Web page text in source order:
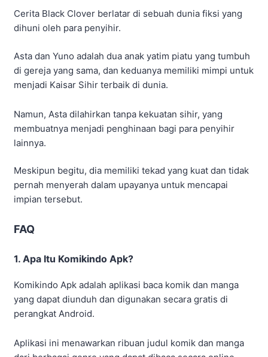
Cerita Black Clover berlatar di sebuah dunia fiksi yang
dihuni oleh para penyihir.
Asta dan Yuno adalah dua anak yatim piatu yang tumbuh
di gereja yang sama, dan keduanya memiliki mimpi untuk
menjadi Kaisar Sihir terbaik di dunia.
Namun, Asta dilahirkan tanpa kekuatan sihir, yang
membuatnya menjadi penghinaan bagi para penyihir
lainnya.
Meskipun begitu, dia memiliki tekad yang kuat dan tidak
pernah menyerah dalam upayanya untuk mencapai
impian tersebut.
FAQ
1. Apa Itu Komikindo Apk?
Komikindo Apk adalah aplikasi baca komik dan manga
yang dapat diunduh dan digunakan secara gratis di
perangkat Android.
Aplikasi ini menawarkan ribuan judul komik dan manga